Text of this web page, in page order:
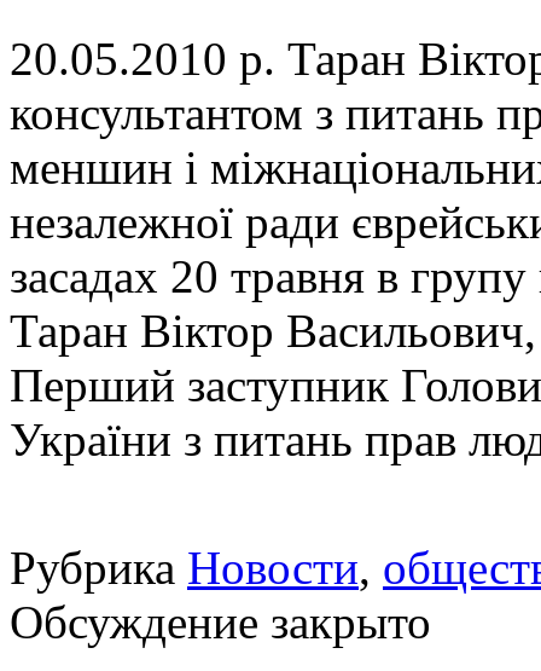
20.05.2010 р. Таран
консультантом з питань
меншин і
незалежної ради
засадах 20 травня в
Таран Віктор
Перший заступник
України з питань прав
Рубрика Новости,
Обсуждение закрыто